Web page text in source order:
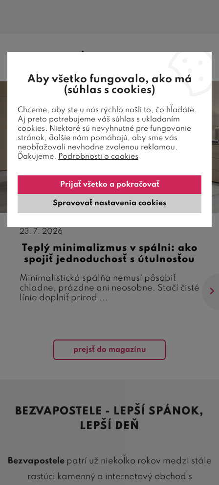
23. 7. 2026
Teplý minimalizmus v spálni: ako
spojiť jednoduchosť s útulnosťou
Minimalistická spálňa nemusí pôsobiť
chladne, prázdne ani neosobne. Stačí čisté
línie doplniť prírod ...
prejsť do magazínu
BEZVAPOSTELE - LEPŠÍ SPÁNOK,
LEPŠÍ DEŇ
Bezvapostelepatrí už niekoľko rokov medzi stále
rastúci kamenný a internetový obchod s
Aby všetko fungovalo, ako má
(súhlas s cookies)
Chceme, aby ste u nás rýchlo našli to, čo hľadáte.
Aj preto potrebujeme váš súhlas s ukladaním
cookies. Niektoré sú nevyhnutné pre fungovanie
stránok, ďalšie nám pomáhajú, aby sme vás
neobťažovali nevhodne zvolenou reklamou.
Ďakujeme. Podrobnosti o cookies
Spravovať nastavenia cookies
Prijať všetko a pokračovať